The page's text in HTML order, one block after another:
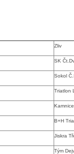
Zliv
SK
Sokol
Triatlon
B+H
Jiskra
Tým